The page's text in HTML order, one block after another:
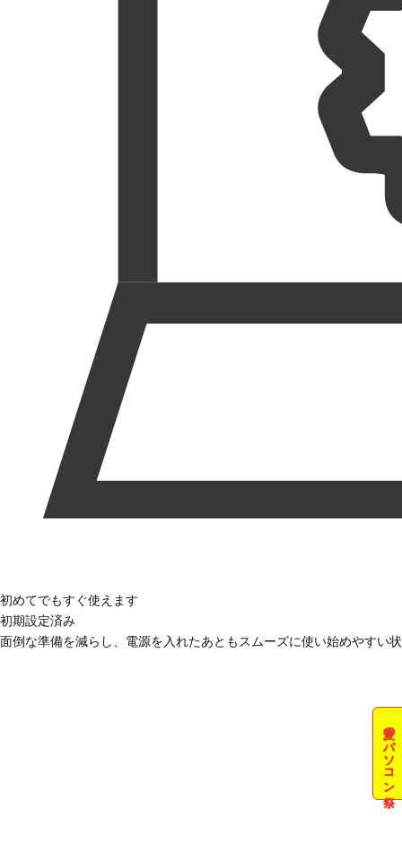
夏のパソコン祭
初めてでもすぐ使えます
初期設定済み
面倒な準備を減らし、電源を入れたあともスムーズに使い始めやすい